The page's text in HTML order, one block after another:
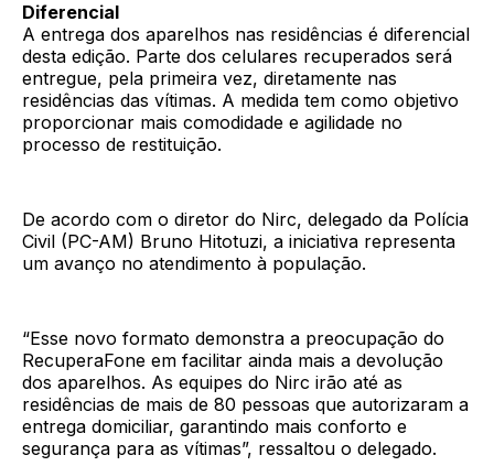
Diferencial
A entrega dos aparelhos nas residências é diferencial
desta edição. Parte dos celulares recuperados será
entregue, pela primeira vez, diretamente nas
residências das vítimas. A medida tem como objetivo
proporcionar mais comodidade e agilidade no
processo de restituição.
De acordo com o diretor do Nirc, delegado da Polícia
Civil (PC-AM) Bruno Hitotuzi, a iniciativa representa
um avanço no atendimento à população.
“Esse novo formato demonstra a preocupação do
RecuperaFone em facilitar ainda mais a devolução
dos aparelhos. As equipes do Nirc irão até as
residências de mais de 80 pessoas que autorizaram a
entrega domiciliar, garantindo mais conforto e
segurança para as vítimas”, ressaltou o delegado.